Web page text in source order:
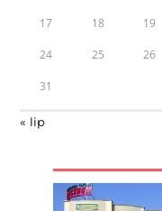
17 18 19
24 25 26
31
« lip